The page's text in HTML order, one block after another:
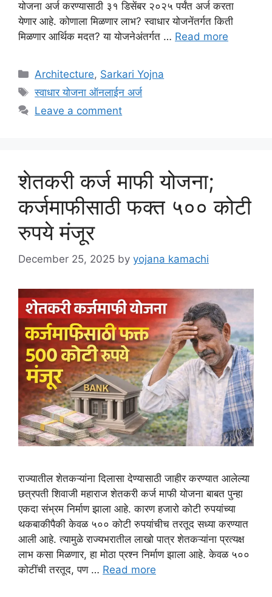
योजना अर्ज करण्यासाठी ३१ डिसेंबर २०२५ पर्यंत अर्ज करता
येणार आहे. कोणाला मिळणार लाभ? स्वाधार योजनेंतर्गत किती
मिळणार आर्थिक मदत? या योजनेअंतर्गत … Read more
Categories
Architecture, Sarkari Yojna
Tags
स्वाधार योजना ऑनलाईन अर्ज
Leave a comment
शेतकरी कर्ज माफी योजना;
कर्जमाफीसाठी फक्त ५०० कोटी
रुपये मंजूर
December 25, 2025 by yojana kamachi
राज्यातील शेतकऱ्यांना दिलासा देण्यासाठी जाहीर करण्यात आलेल्या
छत्रपती शिवाजी महाराज शेतकरी कर्ज माफी योजना बाबत पुन्हा
एकदा संभ्रम निर्माण झाला आहे. कारण हजारो कोटी रुपयांच्या
थकबाकीपैकी केवळ ५०० कोटी रुपयांचीच तरतूद सध्या करण्यात
आली आहे. त्यामुळे राज्यभरातील लाखो पात्र शेतकऱ्यांना प्रत्यक्ष
लाभ कसा मिळणार, हा मोठा प्रश्न निर्माण झाला आहे. केवळ ५००
कोटींची तरतूद, पण … Read more